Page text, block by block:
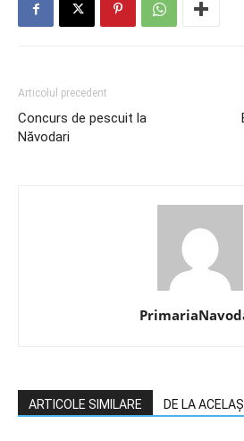
Articolul precedent
Concurs de pescuit la
Năvodari
ARTICOLE SIMILARE DE LA